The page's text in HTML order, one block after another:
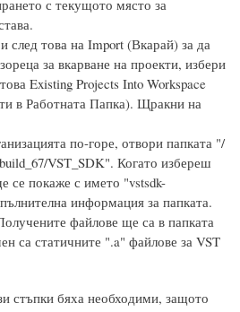
с текущото място за
това на Import (Вкарай) за да
за вкарване на проекти, избери
Existing Projects Into Workspace
в Работната Папка). Щракни на
по-горе, отвори папката "/
VST_SDK". Когато избереш
се покаже с името "vstsdk-
информация за папката.
файлове ще са в папката
са статичните ".a" файлове за VST
стъпки бяха необходими, защото